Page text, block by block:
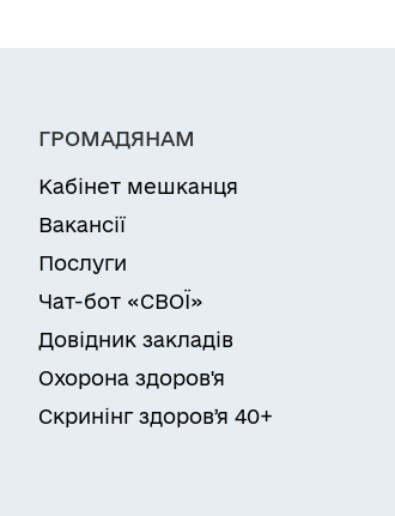
ГРОМАДЯНАМ
Кабінет мешканця
Вакансії
Послуги
Чат-бот «СВОЇ»
Довідник закладів
Охорона здоров'я
Скринінг здоровʼя 40+